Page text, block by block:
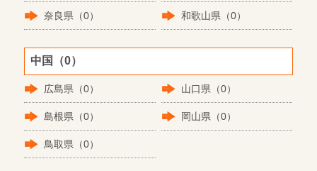
奈良県（0） 和歌山県（0）
中国（0）
広島県（0） 山口県（0）
島根県（0） 岡山県（0）
鳥取県（0）